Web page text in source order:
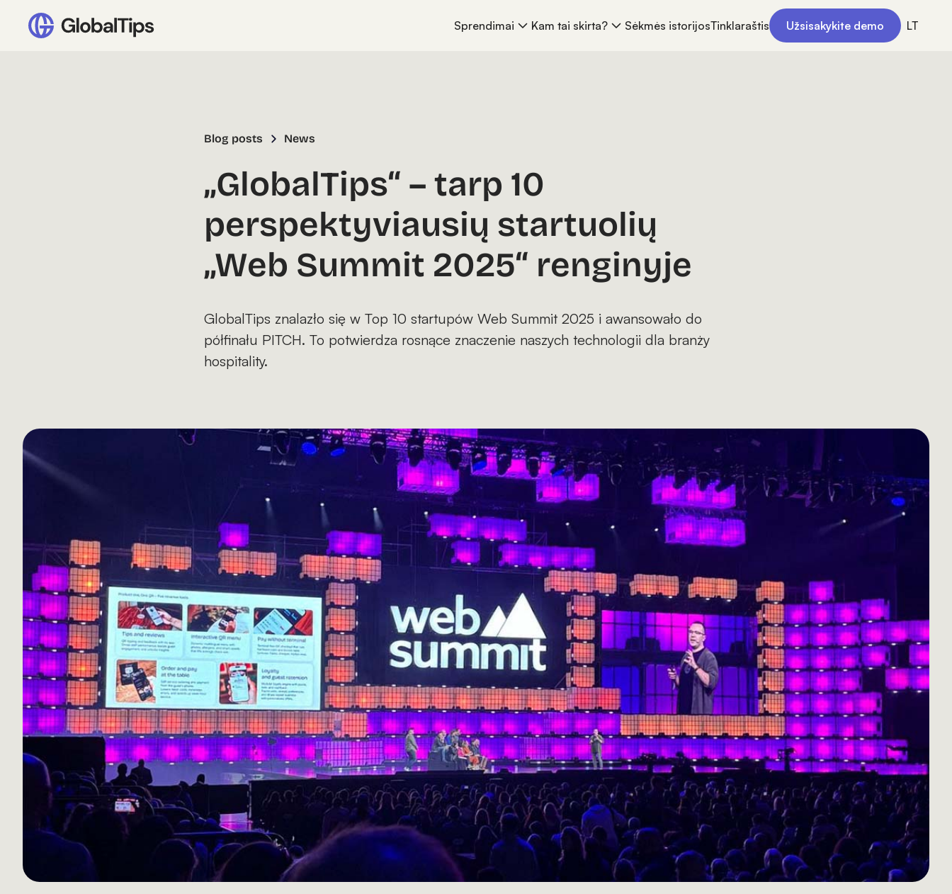
Sprendimai Kam tai skirta? Sėkmės istorijosTinklaraštis Užsisakykite demo LT
Blog posts News
„GlobalTips“ – tarp 10
perspektyviausių startuolių
„Web Summit 2025“ renginyje
GlobalTips znalazło się w Top 10 startupów Web Summit 2025 i awansowało do
półfinału PITCH. To potwierdza rosnące znaczenie naszych technologii dla branży
hospitality.